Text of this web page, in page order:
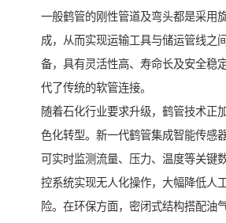
一般鹤管的刚性管道及弯头都是采用
成，从而实现运输工具与储运管线之
备，具有灵活性高、寿命长及安全稳
代了传统的软管连接。
随着石化行业要求升级，鹤管技术正
色化转型。新一代鹤管集成智能传感
可实时监测流量、压力、温度等关键
控系统实现无人化操作，大幅降低人
险。在环保方面，密闭式结构搭配油